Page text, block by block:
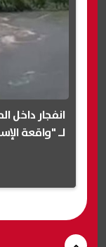
انفجار داخل
لـ "واقعة